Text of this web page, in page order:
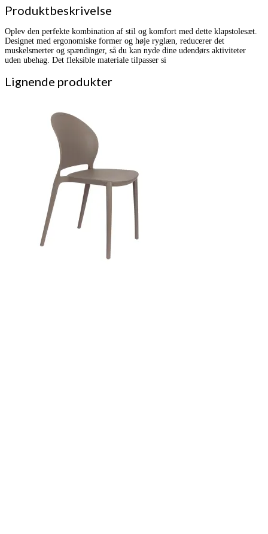
Produktbeskrivelse
Oplev den perfekte kombination af stil og komfort med dette klapstolesæt.
Designet med ergonomiske former og høje ryglæn, reducerer det
muskelsmerter og spændinger, så du kan nyde dine udendørs aktiviteter
uden ubehag. Det fleksible materiale tilpasser si
Lignende produkter